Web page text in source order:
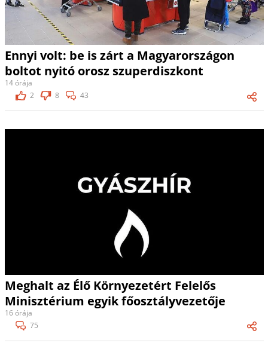
Ennyi volt: be is zárt a Magyarországon
boltot nyitó orosz szuperdiszkont
14 órája
2
8 43
Meghalt az Élő Környezetért Felelős
Minisztérium egyik főosztályvezetője
16 órája
75